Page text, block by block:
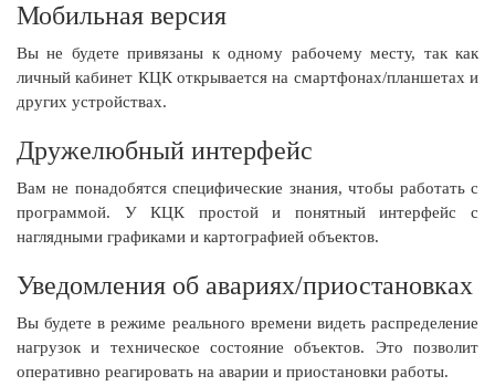
Мобильная версия
Вы не будете привязаны к одному рабочему месту, так как
личный кабинет КЦК открывается на смартфонах/планшетах и
других устройствах.
Дружелюбный интерфейс
Вам не понадобятся специфические знания, чтобы работать с
программой. У КЦК простой и понятный интерфейс с
наглядными графиками и картографией объектов.
Уведомления об авариях/приостановках
Вы будете в режиме реального времени видеть распределение
нагрузок и техническое состояние объектов. Это позволит
оперативно реагировать на аварии и приостановки работы.